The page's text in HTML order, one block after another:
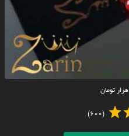
هزار تومان
(600)